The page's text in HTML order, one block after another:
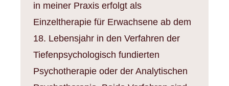
in meiner Praxis erfolgt als
Einzeltherapie für Erwachsene ab dem
18. Lebensjahr in den Verfahren der
Tiefenpsychologisch fundierten
Psychotherapie oder der Analytischen